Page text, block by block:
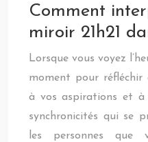
Comment
miroir 21h21
Lorsque vous voyez
moment pour
à vos aspirations et à
synchronicités qui se
les personnes que